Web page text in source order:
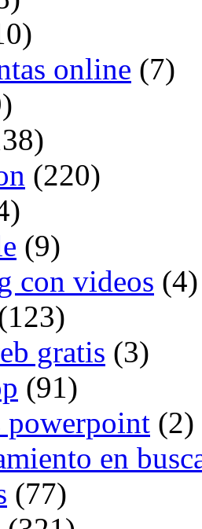
online (7)
(220)
(9)
con videos (4)
gratis (3)
(91)
(2)
en
(77)